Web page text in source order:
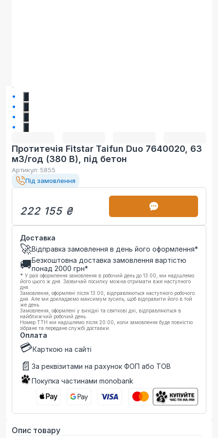
Протитечія Fitstar Taifun Duo 7640020, 63
м3/год (380 В), під бетон
Артикул: 5855
Під замовлення
222 155 ₴
Доставка
🚀Відправка замовлення в день його оформлення*
🚚Безкоштовна доставка замовлення вартістю
понад 2000 грн*
* У разі оформлення замовлення в робочий день до 13:00, ми надішлемо
його цього ж дня. Зазвичай посилку можна отримати вже наступного
дня.
Замовлення, оформлені після 13:00, відправляються наступного робочого
дня. Але ми докладаємо максимум зусиль, щоб відправити його в той
же день.
Замовлення, оформлені у вихідні та святкові дні, відправляються в
найближчий робочий день.
Номер ТТН ми надішлемо після 20:00, коли замовлення буде повністю
зібране та передане службі доставки.
Оплата
💳Карткою на сайті
📄 За реквізитами на рахунок ФОП або ТОВ
Покупка частинами monobank
Опис товару